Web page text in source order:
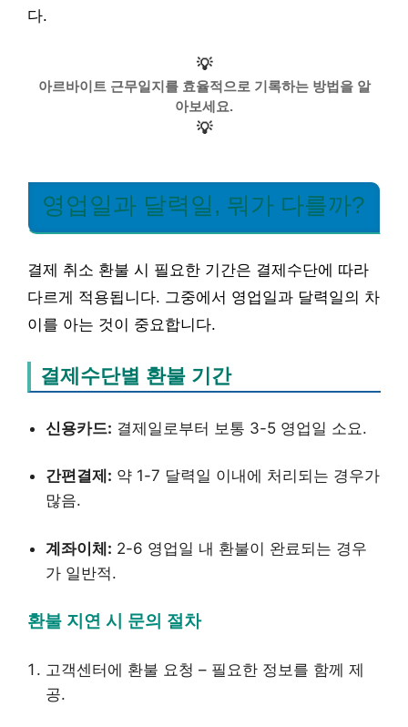
다.
💡
아르바이트 근무일지를 효율적으로 기록하는 방법을 알
아보세요.
💡
영업일과 달력일, 뭐가 다를까?
결제 취소 환불 시 필요한 기간은 결제수단에 따라
다르게 적용됩니다. 그중에서 영업일과 달력일의 차
이를 아는 것이 중요합니다.
결제수단별 환불 기간
신용카드: 결제일로부터 보통 3-5 영업일 소요.
간편결제: 약 1-7 달력일 이내에 처리되는 경우가
많음.
계좌이체: 2-6 영업일 내 환불이 완료되는 경우
가 일반적.
환불 지연 시 문의 절차
고객센터에 환불 요청 – 필요한 정보를 함께 제
공.